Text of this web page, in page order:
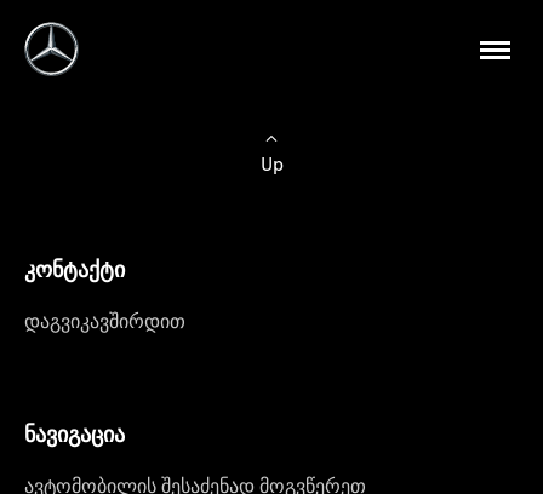
Up
კონტაქტი
დაგვიკავშირდით
ნავიგაცია
ავტომობილის შესაძენად მოგვწერეთ